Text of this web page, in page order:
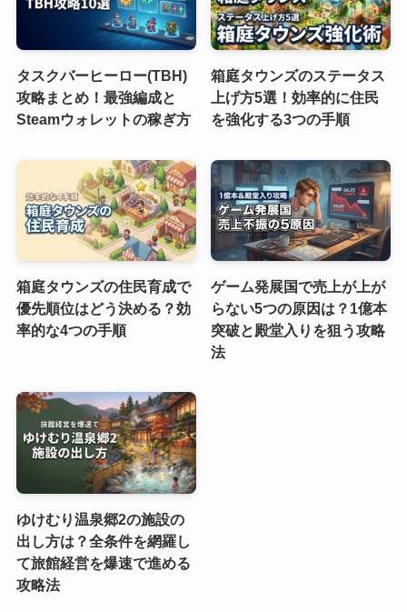
タスクバーヒーロー(TBH)
攻略まとめ！最強編成と
Steamウォレットの稼ぎ方
箱庭タウンズのステータス
上げ方5選！効率的に住民
を強化する3つの手順
箱庭タウンズの住民育成で
優先順位はどう決める？効
率的な4つの手順
ゲーム発展国で売上が上が
らない5つの原因は？1億本
突破と殿堂入りを狙う攻略
法
ゆけむり温泉郷2の施設の
出し方は？全条件を網羅し
て旅館経営を爆速で進める
攻略法